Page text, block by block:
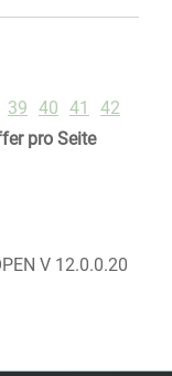
Download von
39 40 41
42
pro Seite
V 12.0.0.20